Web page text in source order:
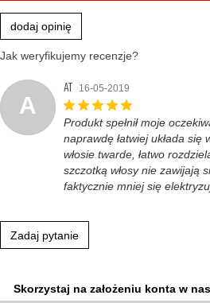
dodaj opinię
Jak weryfikujemy recenzje?
A
AT 16-05-2019
Produkt spełnił moje
naprawdę łatwiej układa się
włosie twarde, łatwo
szczotką włosy nie zawijają
faktycznie mniej się
Zadaj pytanie
Skorzystaj na założeniu konta w